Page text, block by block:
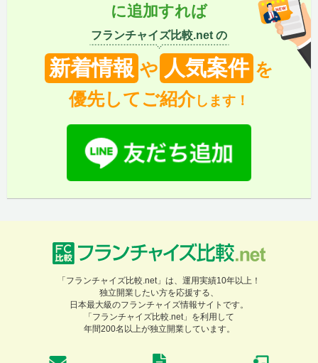
に追加すれば
フランチャイズ比較.net の
新着情報 や 人気案件 を
優先してご紹介します！
「フランチャイズ比較.net」は、運用実績10年以上！
独立開業したい方を応援する、
日本最大級のフランチャイズ情報サイトです。
「フランチャイズ比較.net」を利用して
年間200名以上が独立開業しています。